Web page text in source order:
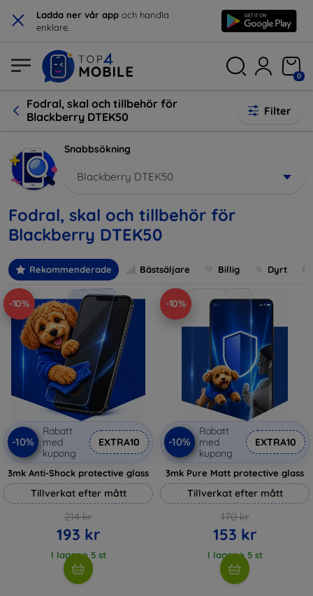
× Ladda ner vår app och handla
enklare.
0
Fodral, skal och tillbehör för
Blackberry DTEK50
Filter
Snabbsökning
Blackberry DTEK50
Fodral, skal och tillbehör för
Blackberry DTEK50
Rekommenderade Bästsäljare Billig Dyrt
-10%
-10%
Rabatt
med
kupong
EXTRA10
3mk Anti-Shock protective glass
Tillverkat efter mått
214 kr
193 kr
I lager > 5 st
-10%
-10%
Rabatt
med
kupong
EXTRA10
3mk Pure Matt protective glass
Tillverkat efter mått
170 kr
153 kr
I lager > 5 st